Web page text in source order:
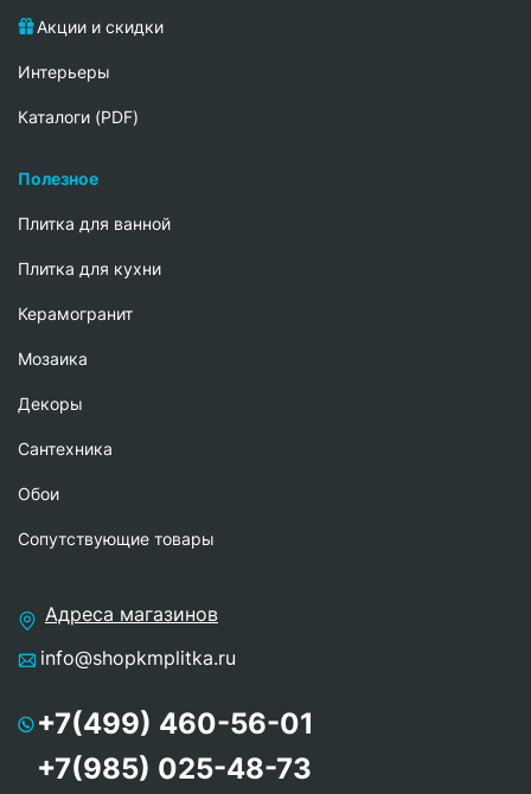
Акции и скидки
Интерьеры
Каталоги (PDF)
Полезное
Плитка для ванной
Плитка для кухни
Керамогранит
Мозаика
Декоры
Сантехника
Обои
Сопутствующие товары
Адреса магазинов
info@shopkmplitka.ru
+7(499) 460-56-01
+7(985) 025-48-73